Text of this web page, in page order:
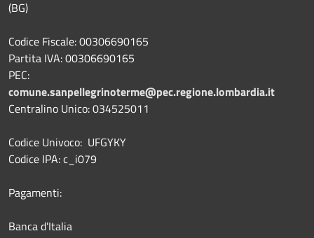
(BG)
Codice Fiscale: 00306690165
Partita IVA: 00306690165
PEC:
comune.sanpellegrinoterme@pec.regione.lombardia.it
Centralino Unico: 034525011
Codice Univoco: UFGYKY
Codice IPA: c_i079
Pagamenti:
Banca d'Italia